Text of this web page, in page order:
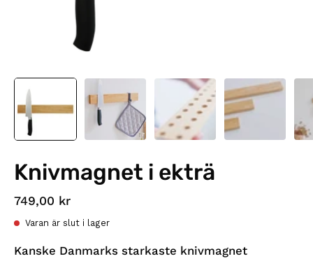
Knivmagnet i ekträ
749,00 kr
Varan är slut i lager
Kanske Danmarks starkaste knivmagnet